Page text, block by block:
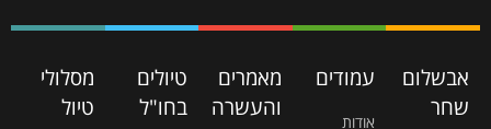
אבשלום
שחר
עמודים
אודות
מאמרים
והעשרה
טיולים
בחו"ל
מסלולי
טיול